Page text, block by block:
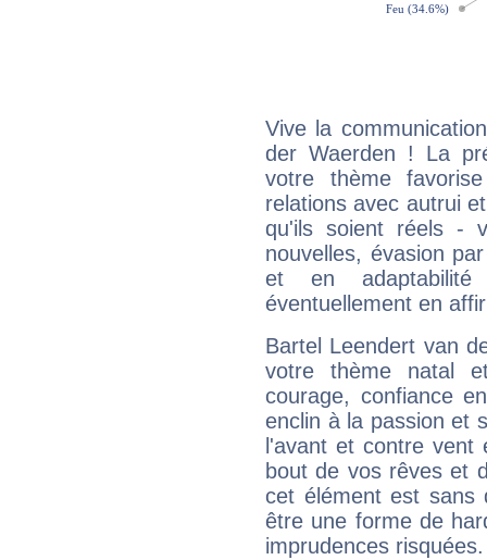
Vive la
der Waerden ! La
votre thème
relations avec autrui
qu'ils soient réels -
nouvelles, évasion
et en
éventuellement en
Bartel Leendert van
votre thème natal
courage, confiance
enclin à la passion et
l'avant et contre vent
bout de vos rêves et
cet élément est sans
être une forme de
imprudences risquées.